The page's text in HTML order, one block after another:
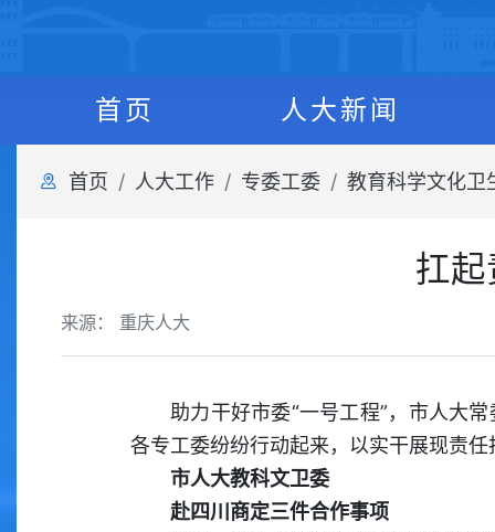
首页 人大新闻
首页 人大工作 专委工委 教育科学文化卫
扛起
来源： 重庆人大
助力干好市委“一号工程”，市人大
各专工委纷纷行动起来，以实干展现责任
市人大教科文卫委
赴四川商定三件合作事项